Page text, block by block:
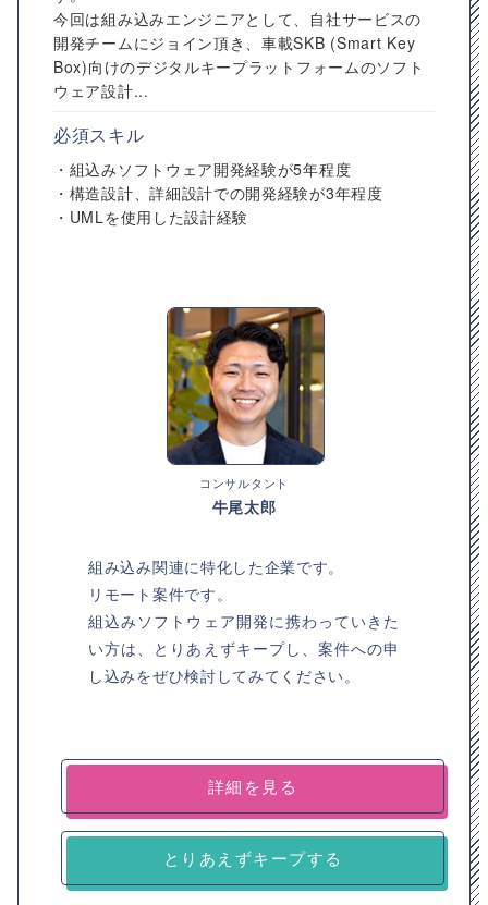
今回は組み込みエンジニアとして、自社サービスの
開発チームにジョイン頂き、車載SKB (Smart Key
Box)向けのデジタルキープラットフォームのソフト
ウェア設計...
必須スキル
・組込みソフトウェア開発経験が5年程度
・構造設計、詳細設計での開発経験が3年程度
・UMLを使用した設計経験
コンサルタント
牛尾太郎
組み込み関連に特化した企業です。
リモート案件です。
組込みソフトウェア開発に携わっていきた
い方は、とりあえずキープし、案件への申
し込みをぜひ検討してみてください。
詳細を見る
とりあえずキープする